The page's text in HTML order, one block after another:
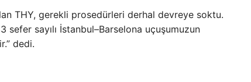
THY, gerekli prosedürleri derhal devreye soktu.
sefer sayılı İstanbul–Barselona uçuşumuzun
dedi.